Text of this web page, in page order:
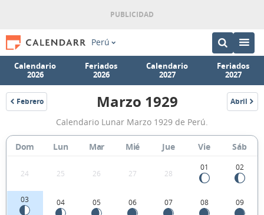
Perú
Calendario
2026
Feriados
2026
Calendario
2027
Feriados
2027
Febrero
1929
Calendario
Lunar
Marzo
Perú.
Marzo 1929 Abril
1929
Calendario Lunar Marzo 1929 de Perú.
Dom Lun Mar Mié Jue Vie Sáb
24 25 26 27 28
01 02
03 04 05 06 07 08 09